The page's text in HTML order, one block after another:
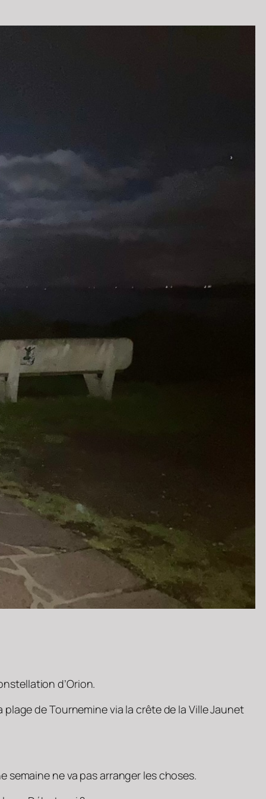
d’Orion.
de Tournemine via la crête de la Ville Jaunet
semaine ne va pas arranger les choses.